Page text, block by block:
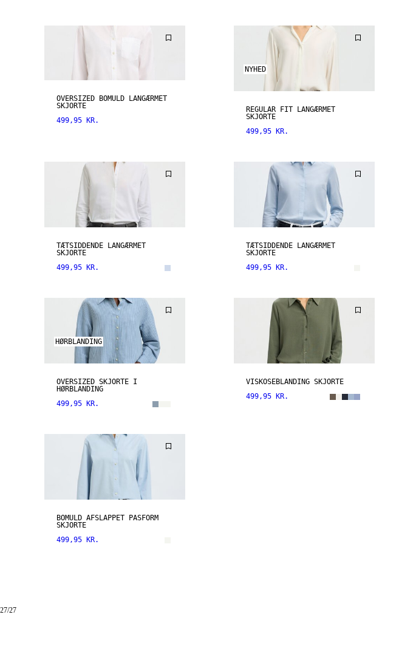
OVERSIZED BOMULD LANGÆRMET
SKJORTE
499,95 KR.
NYHED
REGULAR FIT LANGÆRMET
SKJORTE
499,95 KR.
TÆTSIDDENDE LANGÆRMET
SKJORTE
499,95 KR.
TÆTSIDDENDE LANGÆRMET
SKJORTE
499,95 KR.
HØRBLANDING
OVERSIZED SKJORTE I
HØRBLANDING
499,95 KR.
VISKOSEBLANDING SKJORTE
499,95 KR.
BOMULD AFSLAPPET PASFORM
SKJORTE
499,95 KR.
27/27